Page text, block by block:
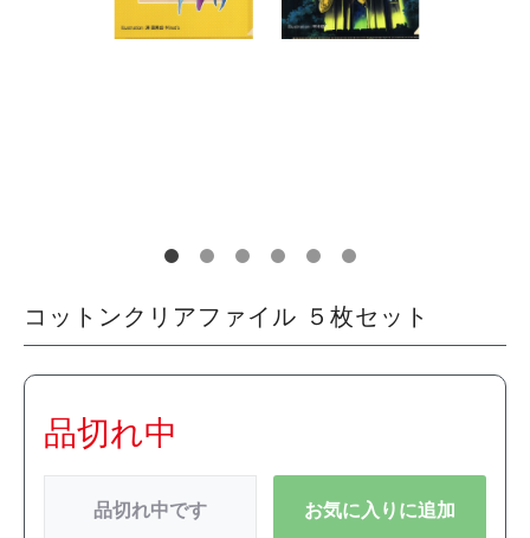
コットンクリアファイル ５枚セット
品切れ中
品切れ中です お気に入りに追加